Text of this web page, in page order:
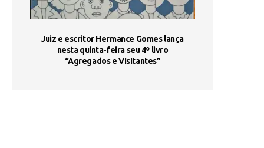
Juiz e escritor Hermance Gomes lança
nesta quinta-feira seu 4º livro
“Agregados e Visitantes”